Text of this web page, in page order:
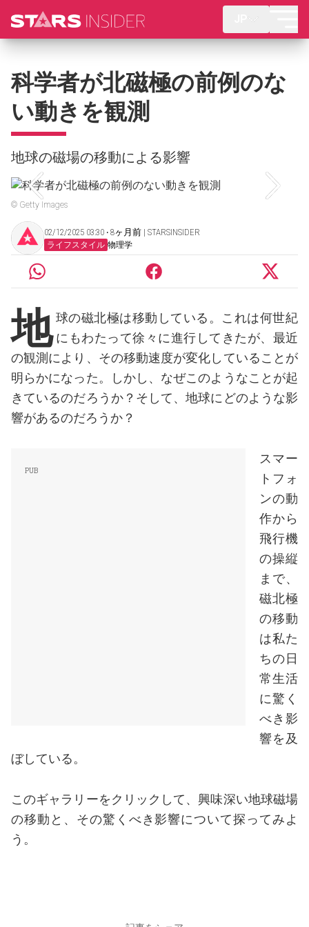
科学者が北磁極の前例のな
い動きを観測
地球の磁場の移動による影響
© Getty Images
02/12/2025 03:30 ‧ 8ヶ月前 | STARSINSIDER
ライフスタイル 物理学
地 球の磁北極は移動している。これは何世紀
にもわたって徐々に進行してきたが、最近
の観測により、その移動速度が変化していることが
明らかになった。しかし、なぜこのようなことが起
きているのだろうか？そして、地球にどのような影
響があるのだろうか？
スマー
トフォ
ンの動
作から
飛行機
の操縦
まで、
磁北極
の移動
は私た
ちの日
常生活
に驚く
べき影
響を及
ぼしている。
このギャラリーをクリックして、興味深い地球磁場
の移動と、その驚くべき影響について探ってみよ
う。